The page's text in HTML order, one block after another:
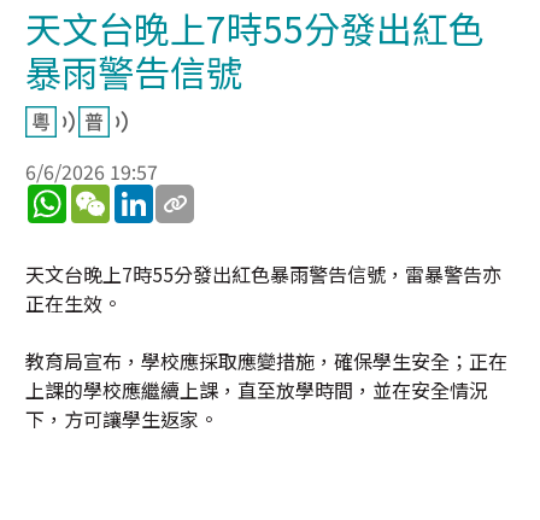
天文台晚上7時55分發出紅色
暴雨警告信號
6/6/2026 19:57
WhatsApp
WeChatLinkedIn
天文台晚上7時55分發出紅色暴雨警告信號，雷暴警告亦
正在生效。
教育局宣布，學校應採取應變措施，確保學生安全；正在
上課的學校應繼續上課，直至放學時間，並在安全情況
下，方可讓學生返家。